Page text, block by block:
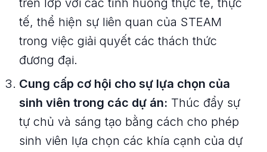
trên lớp với các tình huống thực tế, thực
tế, thể hiện sự liên quan của STEAM
trong việc giải quyết các thách thức
đương đại.
Cung cấp cơ hội cho sự lựa chọn của
sinh viên trong các dự án: Thúc đẩy sự
tự chủ và sáng tạo bằng cách cho phép
sinh viên lựa chọn các khía cạnh của dự